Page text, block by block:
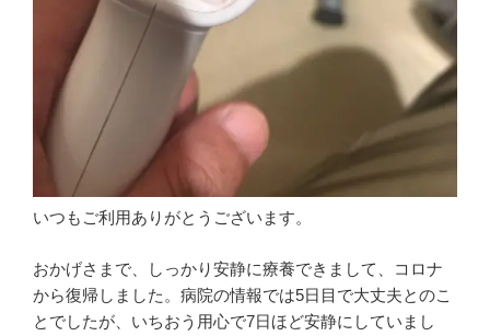
いつもご利用ありがとうございます。
おかげさまで、しっかり安静に療養できまして、コロナ
から復帰しました。病院の情報では5日目で大丈夫とのこ
とでしたが、いちおう用心で7日ほど安静にしていまし